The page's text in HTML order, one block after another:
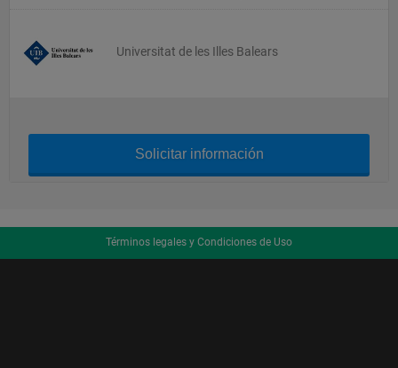
Universitat de les Illes Balears
Solicitar información
Términos legales y Condiciones de Uso